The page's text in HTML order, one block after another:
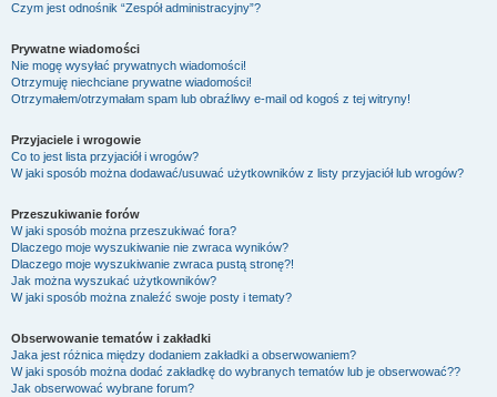
Czym jest odnośnik “Zespół administracyjny”?
Prywatne wiadomości
Nie mogę wysyłać prywatnych wiadomości!
Otrzymuję niechciane prywatne wiadomości!
Otrzymałem/otrzymałam spam lub obraźliwy e-mail od kogoś z tej witryny!
Przyjaciele i wrogowie
Co to jest lista przyjaciół i wrogów?
W jaki sposób można dodawać/usuwać użytkowników z listy przyjaciół lub wrogów?
Przeszukiwanie forów
W jaki sposób można przeszukiwać fora?
Dlaczego moje wyszukiwanie nie zwraca wyników?
Dlaczego moje wyszukiwanie zwraca pustą stronę?!
Jak można wyszukać użytkowników?
W jaki sposób można znaleźć swoje posty i tematy?
Obserwowanie tematów i zakładki
Jaka jest różnica między dodaniem zakładki a obserwowaniem?
W jaki sposób można dodać zakładkę do wybranych tematów lub je obserwować??
Jak obserwować wybrane forum?